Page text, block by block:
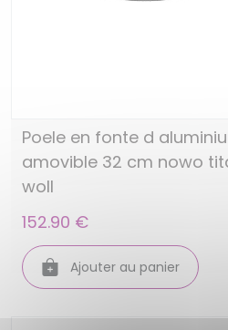
Poele en fonte d
amovible 32 cm nowo
woll
152.90 €
Ajouter au panier